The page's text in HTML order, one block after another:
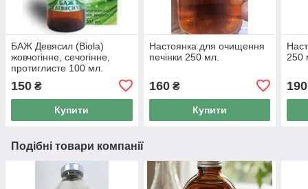
БАЖ Девясил (Biola)
жовчогінне, сечогінне,
протиглисте 100 мл.
150 ₴
Купити
Настоянка для очищення
печінки 250 мл.
160₴
Купити
250
190
Подібні товари компанії